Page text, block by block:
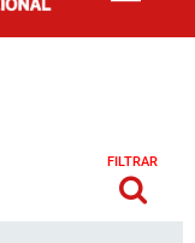
FILTRAR